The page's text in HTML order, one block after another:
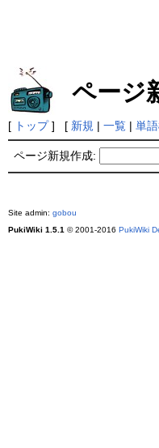
ページ
[ トップ] [ 新規 | 一覧 | 単
ページ新規作成:
Site admin: gobou
PukiWiki 1.5.1 © 2001-2016 PukiWiki